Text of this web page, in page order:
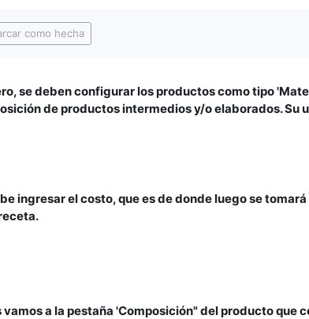
como hecha
se deben configurar los productos como tipo
de productos intermedios y/o elaborados. Su
ingresar el costo, que es de donde luego se
vamos a la pestaña 'Composición" del producto que